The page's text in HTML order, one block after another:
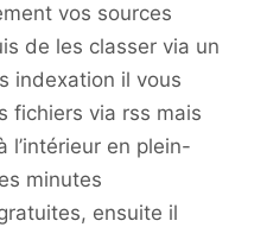
vos sources
de les classer via un
indexation il vous
fichiers via rss mais
l’intérieur en plein-
minutes
ensuite il